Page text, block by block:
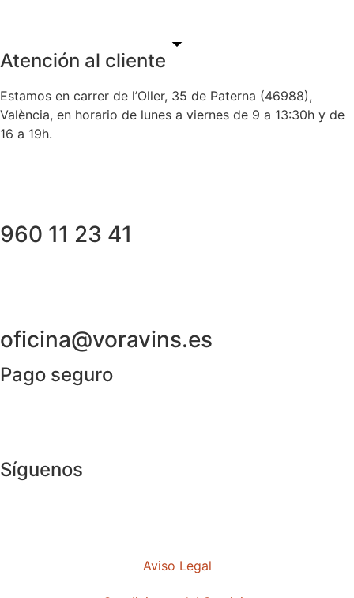
Atención al cliente
Estamos en carrer de l’Oller, 35 de Paterna (46988),
València, en horario de lunes a viernes de 9 a 13:30h y de
16 a 19h.
960 11 23 41
oficina@voravins.es
Pago seguro
Síguenos
Aviso Legal